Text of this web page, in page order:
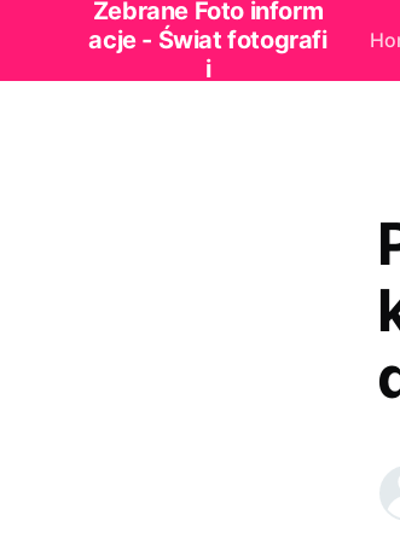
Zebrane Foto inform
acje - Świat fotografi
i